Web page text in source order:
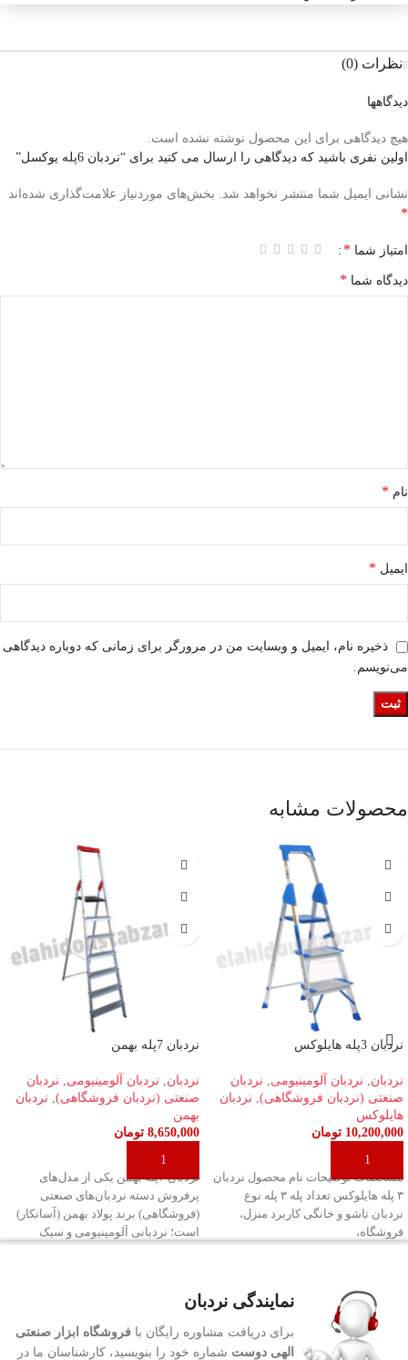
نظرات (0)
دیدگاهها
هیچ دیدگاهی برای این محصول نوشته نشده است.
اولین نفری باشید که دیدگاهی را ارسال می کنید برای “نردبان 6پله یوکسل”
نشانی ایمیل شما منتشر نخواهد شد. بخش‌های موردنیاز علامت‌گذاری شده‌اند
*
امتیاز شما *
دیدگاه شما *
نام *
ایمیل *
ذخیره نام، ایمیل و وبسایت من در مرورگر برای زمانی که دوباره دیدگاهی
می‌نویسم.
محصولات مشابه
نردبان 3پله هایلوکس
نردبان نردبان آلومینیومی
نردبان
صنعتی (نردبان فروشگاهی) نردبان
هایلوکس
10,200,000 تومان
افزودن به سبد خرید
مشخصات توضیحات نام محصول نردبان
۳ پله هایلوکس تعداد پله ۳ پله نوع
نردبان تاشو و خانگی کاربرد منزل،
فروشگاه،
نردبان 7پله بهمن
نردبان نردبان آلومینیومی
نردبان
صنعتی (نردبان فروشگاهی) نردبان
بهمن
8,650,000 تومان
افزودن به سبد خرید
نردبان 7پله بهمن یکی از مدل‌های
پرفروش دسته نردبان‌های صنعتی
(فروشگاهی) برند پولاد بهمن (آسانکار)
است؛ نردبانی آلومینیومی و سبک
نمایندگی نردبان
برای دریافت مشاوره رایگان با فروشگاه ابزار صنعتی
الهی دوست شماره خود را بنویسید، کارشناسان ما در